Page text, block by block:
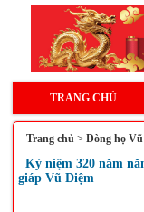
TRANG CHỦ
Trang chủ > Dòng họ
Kỷ niệm 320 năm
giáp Vũ Diệm